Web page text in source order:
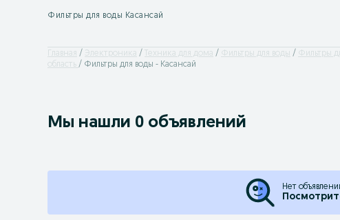
Фильтры для воды Касансай
Главная Электроника Техника для дома Фильтры для воды Фильтры
область
Фильтры для воды - Касансай
Мы нашли 0 объявлений
Нет